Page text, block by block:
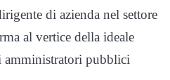
di azienda nel settore
al vertice della ideale
amministratori pubblici